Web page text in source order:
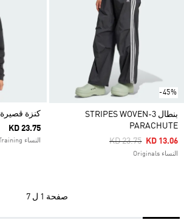
-45%
بنطال 3-STRIPES WOVEN
PARACHUTE
Price Reduced
KD 23.75ToKD 13.06
النساء Originals
كنزة قصيرة HYPERGLAM
KD 23.75
النساء Gym & Training
صفحة 1 ل 7